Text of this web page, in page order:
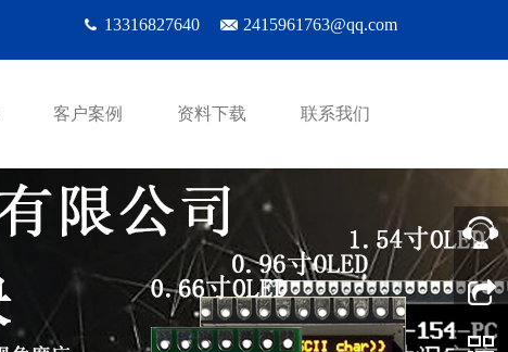
13316827640 2415961763@qq.com
客户案例 资料下载 联系我们